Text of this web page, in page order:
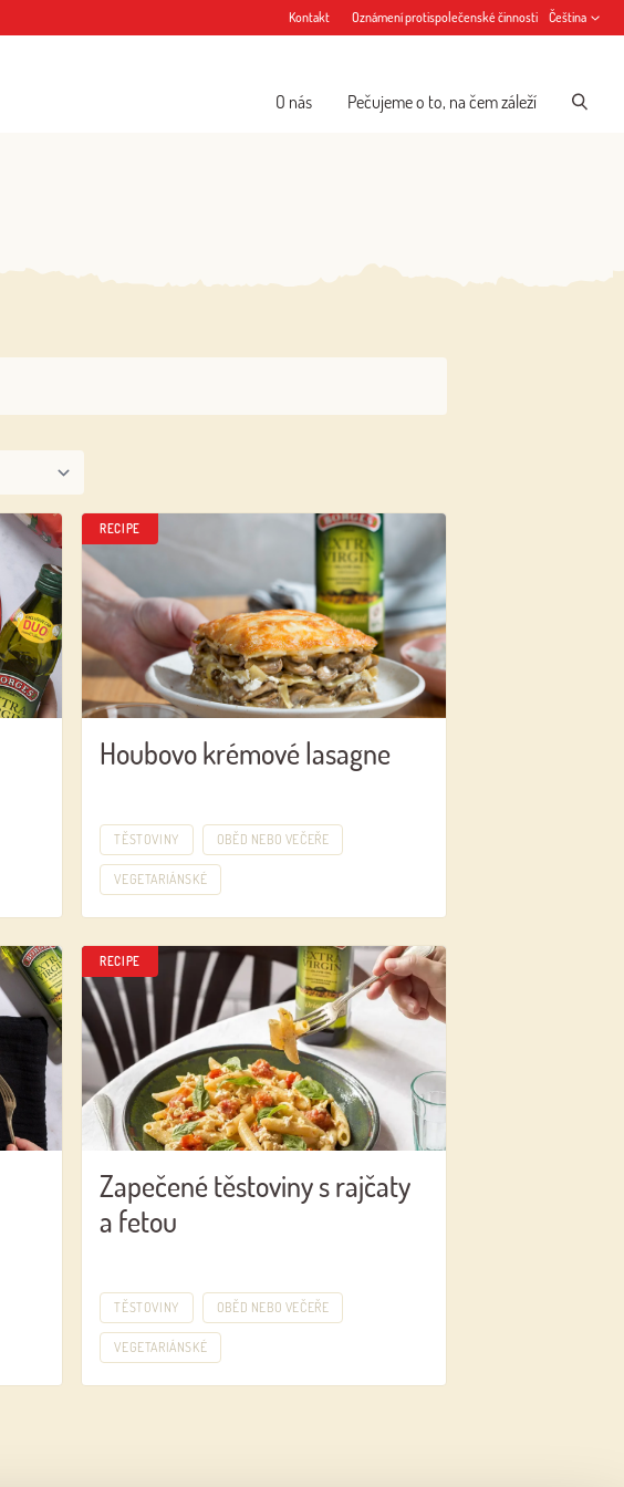
Kontakt Oznámení protispolečenské činnosti Čeština
O nás Pečujeme o to, na čem záleží
RECIPE
Houbovo krémové lasagne
TĚSTOVINY OBĚD NEBO VEČEŘE
VEGETARIÁNSKÉ
RECIPE
Zapečené těstoviny s rajčaty
a fetou
TĚSTOVINY OBĚD NEBO VEČEŘE
VEGETARIÁNSKÉ